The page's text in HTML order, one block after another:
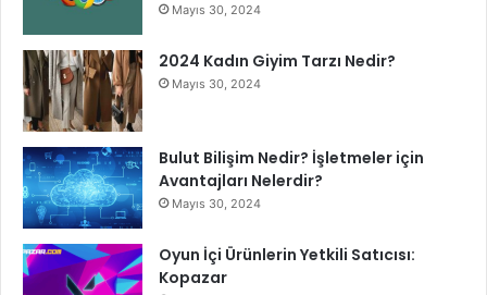
Mayıs 30, 2024
2024 Kadın Giyim Tarzı Nedir?
Mayıs 30, 2024
Bulut Bilişim Nedir? İşletmeler için
Avantajları Nelerdir?
Mayıs 30, 2024
Oyun İçi Ürünlerin Yetkili Satıcısı:
Kopazar